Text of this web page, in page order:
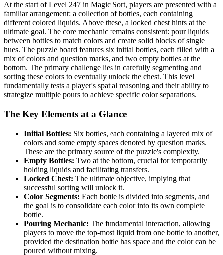
At the start of Level 247 in Magic Sort, players are presented with a
familiar arrangement: a collection of bottles, each containing
different colored liquids. Above these, a locked chest hints at the
ultimate goal. The core mechanic remains consistent: pour liquids
between bottles to match colors and create solid blocks of single
hues. The puzzle board features six initial bottles, each filled with a
mix of colors and question marks, and two empty bottles at the
bottom. The primary challenge lies in carefully segmenting and
sorting these colors to eventually unlock the chest. This level
fundamentally tests a player's spatial reasoning and their ability to
strategize multiple pours to achieve specific color separations.
The Key Elements at a Glance
Initial Bottles: Six bottles, each containing a layered mix of
colors and some empty spaces denoted by question marks.
These are the primary source of the puzzle's complexity.
Empty Bottles: Two at the bottom, crucial for temporarily
holding liquids and facilitating transfers.
Locked Chest: The ultimate objective, implying that
successful sorting will unlock it.
Color Segments: Each bottle is divided into segments, and
the goal is to consolidate each color into its own complete
bottle.
Pouring Mechanic: The fundamental interaction, allowing
players to move the top-most liquid from one bottle to another,
provided the destination bottle has space and the color can be
poured without mixing.